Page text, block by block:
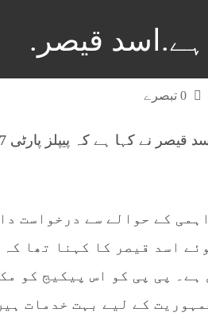
قیصر.
کے حوالے سے درخواست
اسد قیصر کا کہنا تھا
پی پی کو اس پیکیج کو